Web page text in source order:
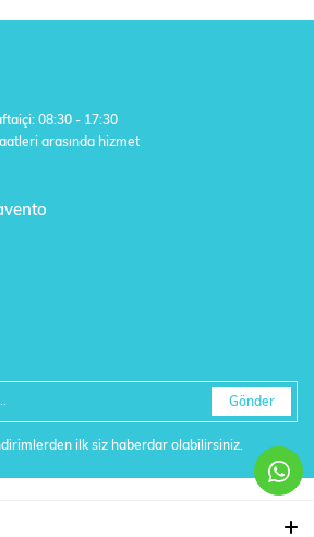
08:30 - 17:30
arasında hizmet
Gönder
ilk siz haberdar olabilirsiniz.